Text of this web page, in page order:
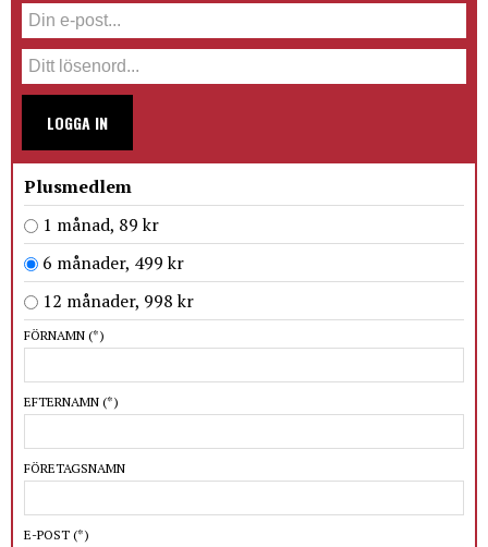
LOGGA IN
Plusmedlem
1 månad, 89 kr
6 månader, 499 kr
12 månader, 998 kr
FÖRNAMN (*)
EFTERNAMN (*)
FÖRETAGSNAMN
E-POST (*)